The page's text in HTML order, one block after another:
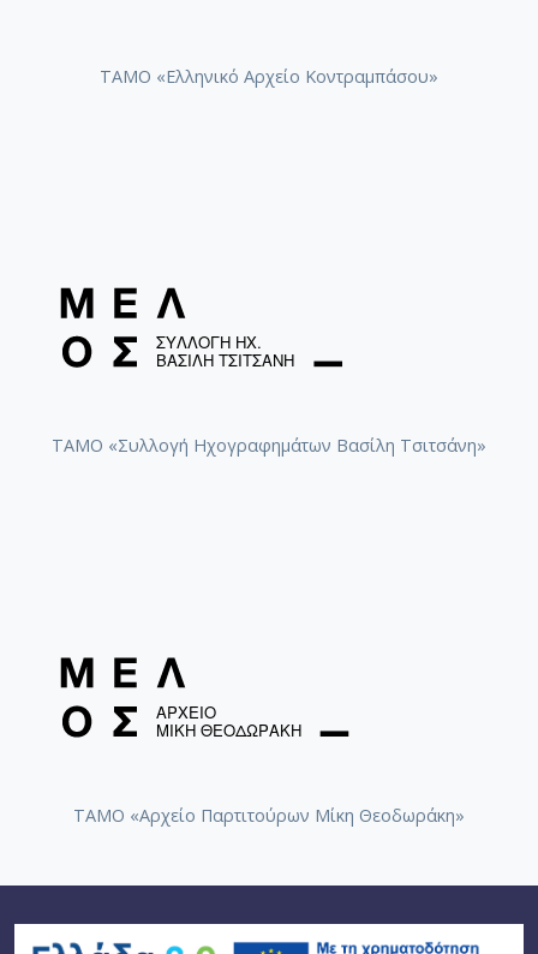
ΤΑΜΟ «Ελληνικό Αρχείο Κοντραμπάσου»
ΤΑΜΟ «Συλλογή Ηχογραφημάτων Βασίλη Τσιτσάνη»
ΤΑΜΟ «Αρχείο Παρτιτούρων Μίκη Θεοδωράκη»